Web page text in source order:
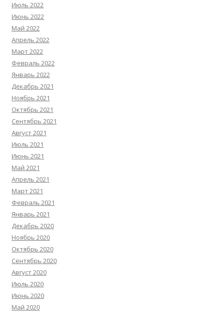
Июль 2022
Июнь 2022
Май 2022
Апрель 2022
Март 2022
Февраль 2022
Январь 2022
Декабрь 2021
Ноябрь 2021
Октябрь 2021
Сентябрь 2021
Август 2021
Июль 2021
Июнь 2021
Май 2021
Апрель 2021
Март 2021
Февраль 2021
Январь 2021
Декабрь 2020
Ноябрь 2020
Октябрь 2020
Сентябрь 2020
Август 2020
Июль 2020
Июнь 2020
Май 2020